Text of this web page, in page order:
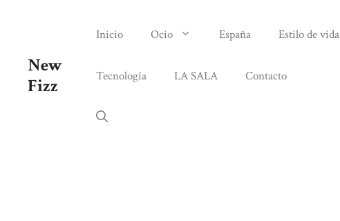
New
Fizz
Inicio Ocio España Estilo de vida
Tecnología LA SALA Contacto